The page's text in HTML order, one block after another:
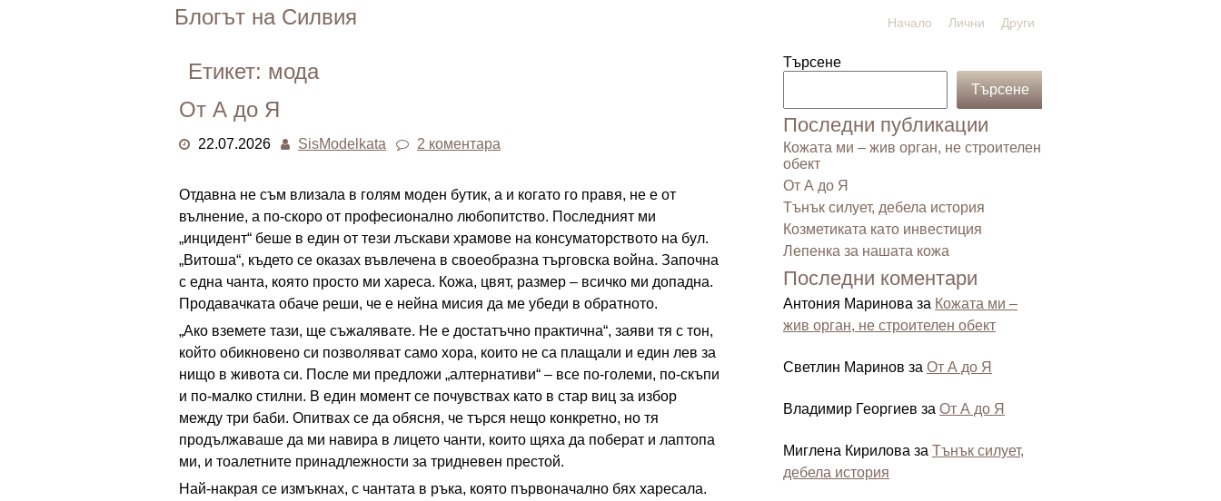
Блогът на Силвия Начало Лични Други
Етикет: мода
От А до Я
22.07.2026 SisModelkata 2 коментара
Отдавна не съм влизала в голям моден бутик, а и когато го правя, не е от
вълнение, а по-скоро от професионално любопитство. Последният ми
„инцидент“ беше в един от тези лъскави храмове на консуматорството на бул.
„Витоша“, където се оказах въвлечена в своеобразна търговска война. Започна
с една чанта, която просто ми хареса. Кожа, цвят, размер – всичко ми допадна.
Продавачката обаче реши, че е нейна мисия да ме убеди в обратното.
„Ако вземете тази, ще съжалявате. Не е достатъчно практична“, заяви тя с тон,
който обикновено си позволяват само хора, които не са плащали и един лев за
нищо в живота си. После ми предложи „алтернативи“ – все по-големи, по-скъпи
и по-малко стилни. В един момент се почувствах като в стар виц за избор
между три баби. Опитвах се да обясня, че търся нещо конкретно, но тя
продължаваше да ми навира в лицето чанти, които щяха да поберат и лаптопа
ми, и тоалетните принадлежности за тридневен престой.
Най-накрая се измъкнах, с чантата в ръка, която първоначално бях харесала.
Търсене
Търсене
Последни публикации
Кожата ми – жив орган, не строителен
обект
От А до Я
Тънък силует, дебела история
Козметиката като инвестиция
Лепенка за нашата кожа
Последни коментари
Антония Маринова за Кожата ми –
жив орган, не строителен обект
Светлин Маринов за От А до Я
Владимир Георгиев за От А до Я
Миглена Кирилова за Тънък силует,
дебела история